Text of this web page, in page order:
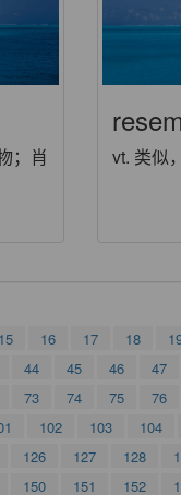
；肖
vt. 类似
15 16 17 18
44 45 46 47
73 74 75 76
102 103 104
126 127 128
150 151 152